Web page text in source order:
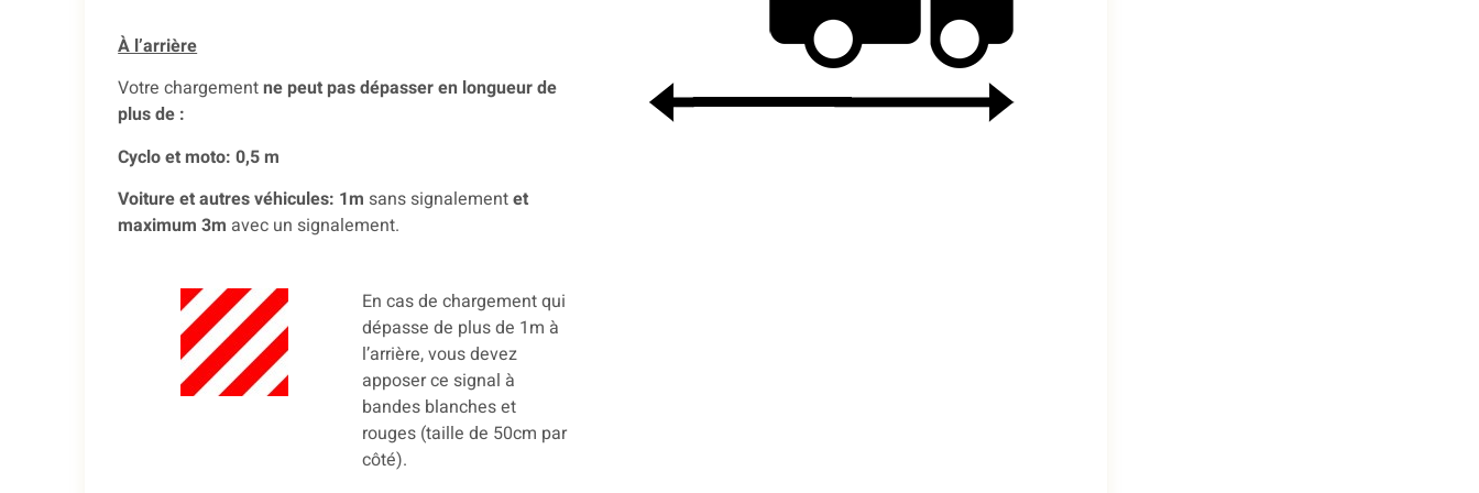
À l’arrière
Votre chargementne peut pas dépasser en longueur de
plus de :
Cyclo et moto: 0,5 m
Voiture et autres véhicules: 1m sans signalementet
maximum 3m avec un signalement.
En cas de chargement qui
dépasse de plus de 1m à
l’arrière, vous devez
apposer ce signal à
bandes blanches et
rouges (taille de 50cm par
côté).